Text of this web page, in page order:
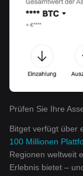
Prüfen Sie Ihre
Bitget verfügt über
100 Millionen
Regionen weltweit
Erlebnis bietet –